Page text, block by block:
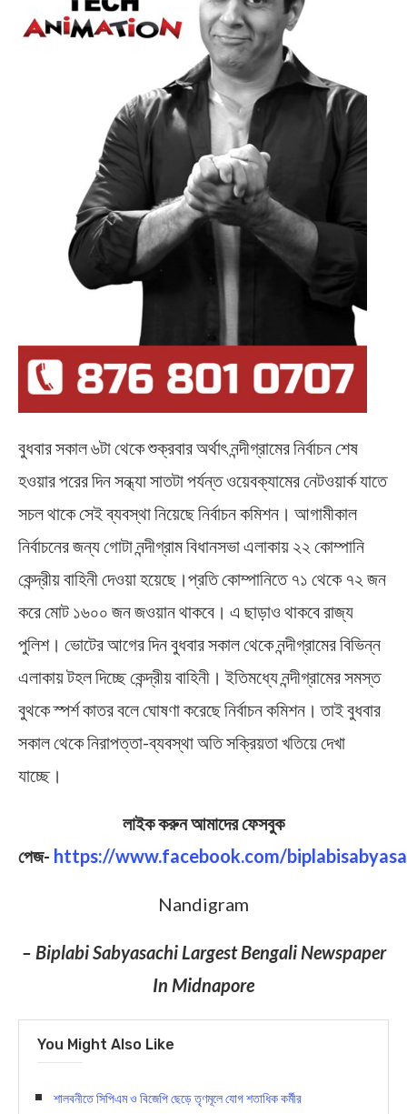
বুধবার সকাল ৬টা থেকে শুক্রবার অর্থাৎ নন্দীগ্রামের নির্বাচন শেষ
হওয়ার পরের দিন সন্ধ্যা সাতটা পর্যন্ত ওয়েবক্যামের নেটওয়ার্ক যাতে
সচল থাকে সেই ব্যবস্থা নিয়েছে নির্বাচন কমিশন। আগামীকাল
নির্বাচনের জন্য গোটা নন্দীগ্রাম বিধানসভা এলাকায় ২২ কোম্পানি
কেন্দ্রীয় বাহিনী দেওয়া হয়েছে।প্রতি কোম্পানিতে ৭১ থেকে ৭২ জন
করে মোট ১৬০০ জন জওয়ান থাকবে। এ ছাড়াও থাকবে রাজ্য
পুলিশ। ভোটের আগের দিন বুধবার সকাল থেকে নন্দীগ্রামের বিভিন্ন
এলাকায় টহল দিচ্ছে কেন্দ্রীয় বাহিনী। ইতিমধ্যে নন্দীগ্রামের সমস্ত
বুথকে স্পর্শ কাতর বলে ঘোষণা করেছে নির্বাচন কমিশন। তাই বুধবার
সকাল থেকে নিরাপত্তা-ব্যবস্থা অতি সক্রিয়তা খতিয়ে দেখা
যাচ্ছে।
লাইক করুন আমাদের ফেসবুক
পেজ- https://www.facebook.com/
Nandigram
– Biplabi Sabyasachi Largest Bengali Newspaper
In Midnapore
You Might Also Like
শালবনীতে সিপিএম ও বিজেপি ছেড়ে তৃণমূলে যোগ শতাধিক কর্মীর